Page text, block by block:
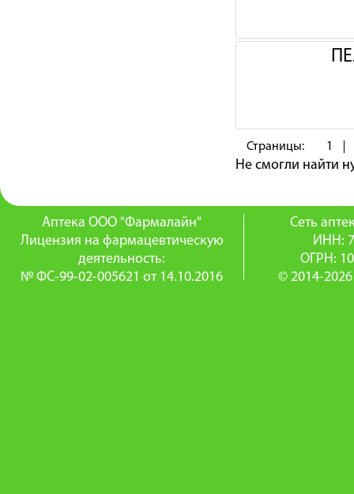
Страницы: 1
Не смогли найти
Аптека ООО "Фармалайн"
Лицензия на фармацевтическую
деятельность:
№ ФС-99-02-005621 от 14.10.2016
Сеть
ИНН:
ОГРН:
© 2014-